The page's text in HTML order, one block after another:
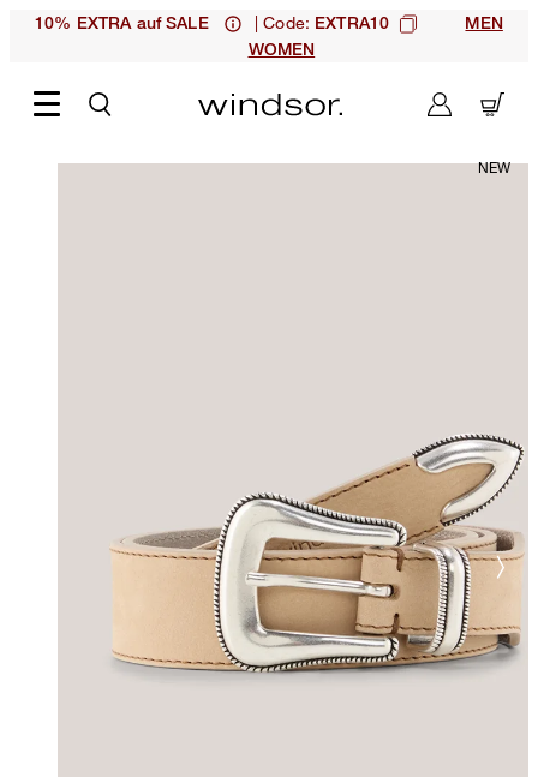
10% EXTRA auf SALE | Code: EXTRA10
MEN
WOMEN